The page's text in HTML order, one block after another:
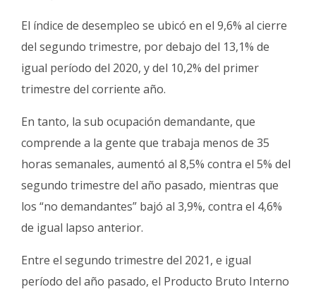
El índice de desempleo se ubicó en el 9,6% al cierre
del segundo trimestre, por debajo del 13,1% de
igual período del 2020, y del 10,2% del primer
trimestre del corriente año.
En tanto, la sub ocupación demandante, que
comprende a la gente que trabaja menos de 35
horas semanales, aumentó al 8,5% contra el 5% del
segundo trimestre del año pasado, mientras que
los “no demandantes” bajó al 3,9%, contra el 4,6%
de igual lapso anterior.
Entre el segundo trimestre del 2021, e igual
período del año pasado, el Producto Bruto Interno